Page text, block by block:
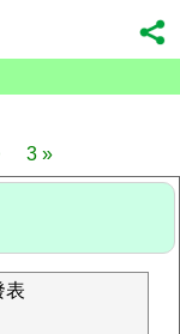
3 »
表